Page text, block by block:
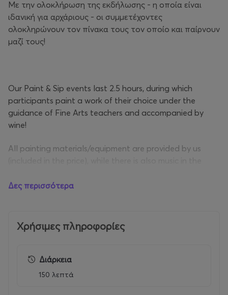
Με την ολοκλήρωση της εκδήλωσης - η οποία είναι
ιδανική για αρχάριους - οι συμμετέχοντες
ολοκληρώνουν τον πίνακα τους τον οποίο και παίρνουν
μαζί τους!
Our Paint & Sip events last 2.5 hours, during which
participants paint a work of their choice under the
guidance of Fine Arts teachers and accompanied by
wine!
All painting materials/equipment are provided by us
them!
Δες περισσότερα
Χρήσιμες πληροφορίες
Διάρκεια
150 λεπτά